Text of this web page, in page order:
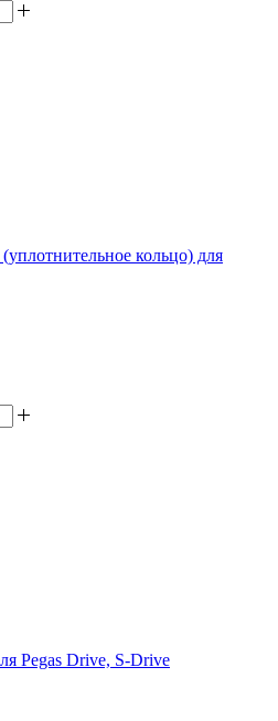
кольцо) для
Pegas Drive, S-Drive